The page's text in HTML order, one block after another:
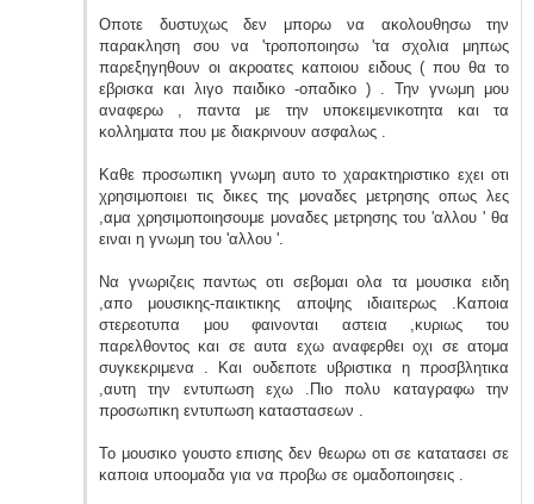
Οποτε δυστυχως δεν μπορω να ακολουθησω την
παρακληση σου να 'τροποποιησω 'τα σχολια μηπως
παρεξηγηθουν οι ακροατες καποιου ειδους ( που θα το
εβρισκα και λιγο παιδικο -οπαδικο ) . Την γνωμη μου
αναφερω , παντα με την υποκειμενικοτητα και τα
κολληματα που με διακρινουν ασφαλως .
Καθε προσωπικη γνωμη αυτο το χαρακτηριστικο εχει οτι
χρησιμοποιει τις δικες της μοναδες μετρησης οπως λες
,αμα χρησιμοποιησουμε μοναδες μετρησης του 'αλλου ' θα
ειναι η γνωμη του 'αλλου '.
Να γνωριζεις παντως οτι σεβομαι ολα τα μουσικα ειδη
,απο μουσικης-παικτικης αποψης ιδιαιτερως .Καποια
στερεοτυπα μου φαινονται αστεια ,κυριως του
παρελθοντος και σε αυτα εχω αναφερθει οχι σε ατομα
συγκεκριμενα . Και ουδεποτε υβριστικα η προσβλητικα
,αυτη την εντυπωση εχω .Πιο πολυ καταγραφω την
προσωπικη εντυπωση καταστασεων .
Το μουσικο γουστο επισης δεν θεωρω οτι σε κατατασει σε
καποια υποομαδα για να προβω σε ομαδοποιησεις .